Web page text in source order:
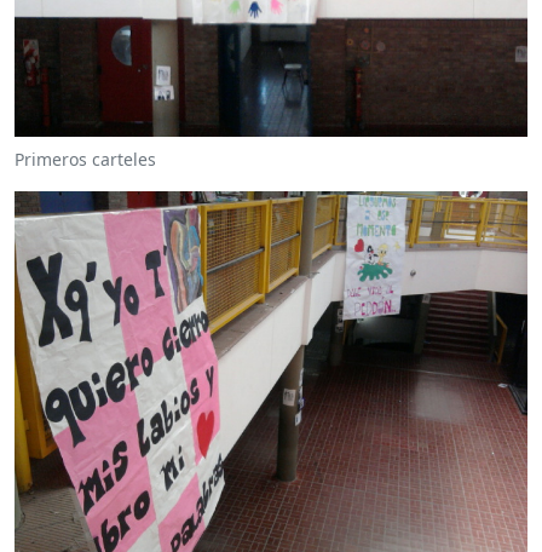
Primeros carteles